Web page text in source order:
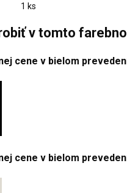
1 ks
v tomto
cene v bielom
cene v bielom